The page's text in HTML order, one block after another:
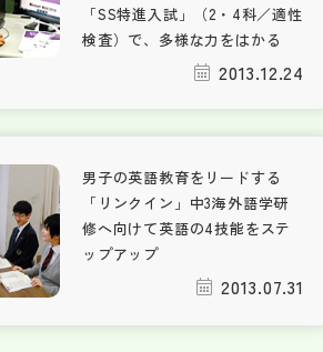
「SS特進入試」（2・4科／適性
検査）で、多様な力をはかる
2013.12.24
男子の英語教育をリードする
「リンクイン」中3海外語学研
修へ向けて英語の4技能をステ
ップアップ
2013.07.31